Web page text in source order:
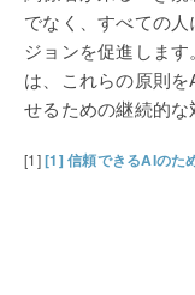
でなく、すべての
ジョンを促進しま
は、これらの原則
せるための継続的な
[1][1] 信頼できるAIのた